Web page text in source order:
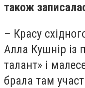
також
– Красу
Алла Кушнір із
талант» і
брала там